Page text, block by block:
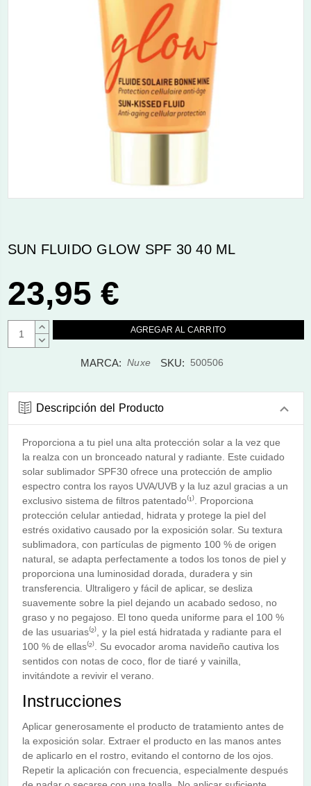
SUN FLUIDO GLOW SPF 30 40 ML
23,95 €
AUMENTAR
CANTIDAD:
DISMINUIR
MARCA: Nuxe SKU: 500506
Descripción del Producto
Proporciona a tu piel una alta protección solar a la vez que
la realza con un bronceado natural y radiante. Este cuidado
solar sublimador SPF30 ofrece una protección de amplio
espectro contra los rayos UVA/UVB y la luz azul gracias a un
exclusivo sistema de filtros patentado⁽¹⁾. Proporciona
protección celular antiedad, hidrata y protege la piel del
estrés oxidativo causado por la exposición solar. Su textura
sublimadora, con partículas de pigmento 100 % de origen
natural, se adapta perfectamente a todos los tonos de piel y
proporciona una luminosidad dorada, duradera y sin
transferencia. Ultraligero y fácil de aplicar, se desliza
suavemente sobre la piel dejando un acabado sedoso, no
graso y no pegajoso. El tono queda uniforme para el 100 %
de las usuarias⁽²⁾, y la piel está hidratada y radiante para el
100 % de ellas⁽²⁾. Su evocador aroma navideño cautiva los
sentidos con notas de coco, flor de tiaré y vainilla,
invitándote a revivir el verano.
Instrucciones
Aplicar generosamente el producto de tratamiento antes de
la exposición solar. Extraer el producto en las manos antes
de aplicarlo en el rostro, evitando el contorno de los ojos.
Repetir la aplicación con frecuencia, especialmente después